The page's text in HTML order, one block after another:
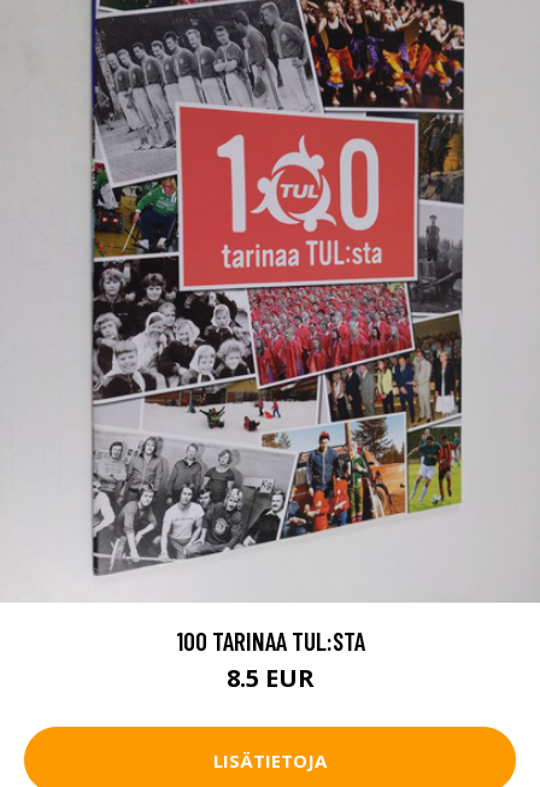
100 TARINAA TUL:STA
8.5 EUR
LISÄTIETOJA